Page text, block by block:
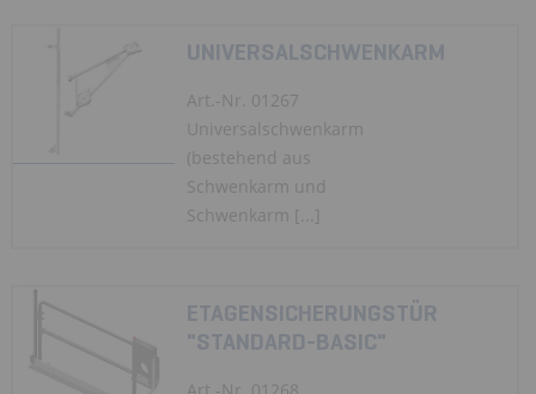
UNIVERSALSCHWENKARM
Art.-Nr. 01267
Universalschwenkarm
(bestehend aus
Schwenkarm und
Schwenkarm [...]
ETAGENSICHERUNGSTÜR
"STANDARD-BASIC"